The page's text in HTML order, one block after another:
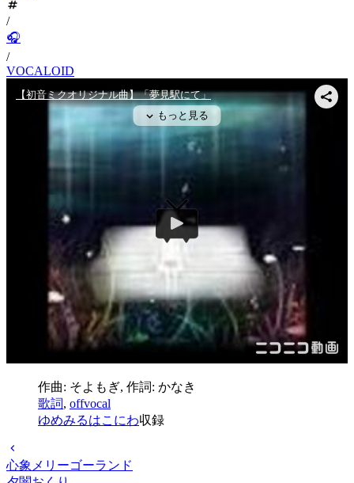
/
🎧
/
VOCALOID
作曲: そよもぎ, 作詞: かなき
歌詞, offvocal
ゆめみるはこにわ収録
心象メリーゴーランド